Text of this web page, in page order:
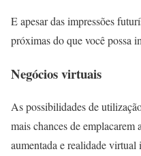
E apesar das impressões
próximas do que você possa
Negócios virtuais
As possibilidades de
mais chances de emplacarem
aumentada e realidade virtual